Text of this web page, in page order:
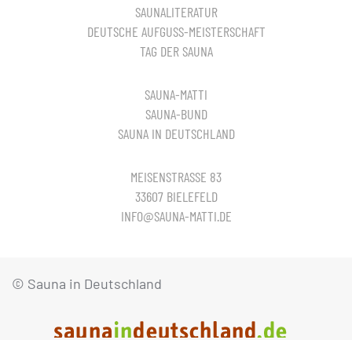
SAUNALITERATUR
DEUTSCHE AUFGUSS-MEISTERSCHAFT
TAG DER SAUNA
SAUNA-MATTI
SAUNA-BUND
SAUNA IN DEUTSCHLAND
MEISENSTRASSE 83
33607 BIELEFELD
INFO@SAUNA-MATTI.DE
© Sauna in Deutschland